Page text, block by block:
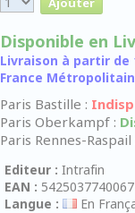
Disponible en
Livraison à partir de
France
Paris Bastille :
Paris Oberkampf :
Paris Rennes-Raspail
Editeur : Intrafin
EAN : 5425037740067
Langue :
En